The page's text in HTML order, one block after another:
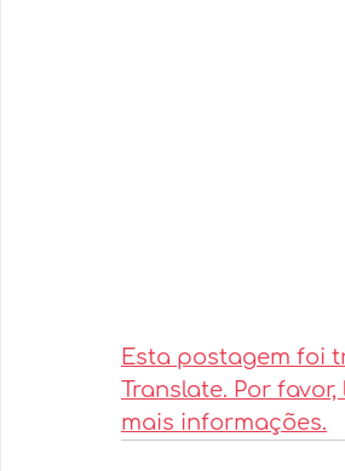
Esta postagem foi
Translate. Por
mais informações.